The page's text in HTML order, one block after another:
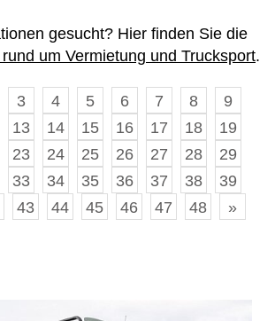
gesucht? Hier finden Sie die
um Vermietung und Trucksport.
3 4 5 6 7 8
9
13 14 15 16 17 18
19
23 24 25 26 27 28
29
33 34 35 36 37 38
39
43 44 45 46 47 48 »